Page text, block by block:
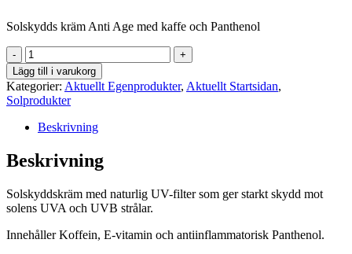
Solskydds kräm Anti Age med kaffe och Panthenol
Sun
SFP
30
AntiAge
solkräm
mängd
Lägg till i varukorg
Kategorier: Aktuellt Egenprodukter, Aktuellt Startsidan,
Solprodukter
Beskrivning
Beskrivning
Solskyddskräm med naturlig UV-filter som ger starkt skydd mot
solens UVA och UVB strålar.
Innehåller Koffein, E-vitamin och antiinflammatorisk Panthenol.